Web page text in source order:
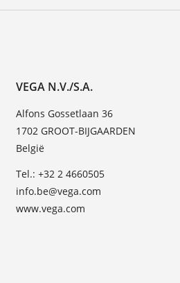
VEGA N.V./S.A.
Alfons Gossetlaan 36
1702 GROOT-BIJGAARDEN
België
Tel.: +32 2 4660505
info.be@vega.com
www.vega.com